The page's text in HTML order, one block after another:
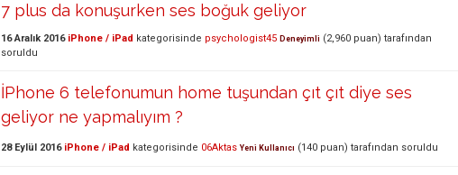
7 plus da konuşurken ses boğuk geliyor
16 Aralık 2016 iPhone / iPad kategorisinde psychologist45 Deneyimli (2,960 puan) tarafından
soruldu
İPhone 6 telefonumun home tuşundan çıt çıt diye ses
geliyor ne yapmalıyım ?
28 Eylül 2016 iPhone / iPad kategorisinde 06Aktas Yeni Kullanıcı (140 puan) tarafından soruldu